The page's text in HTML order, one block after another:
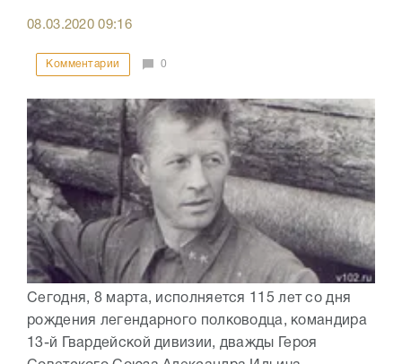
08.03.202009:16
Комментарии 0
Сегодня, 8 марта, исполняется 115 лет со дня
рождения легендарного полководца, командира
13-й Гвардейской дивизии, дважды Героя